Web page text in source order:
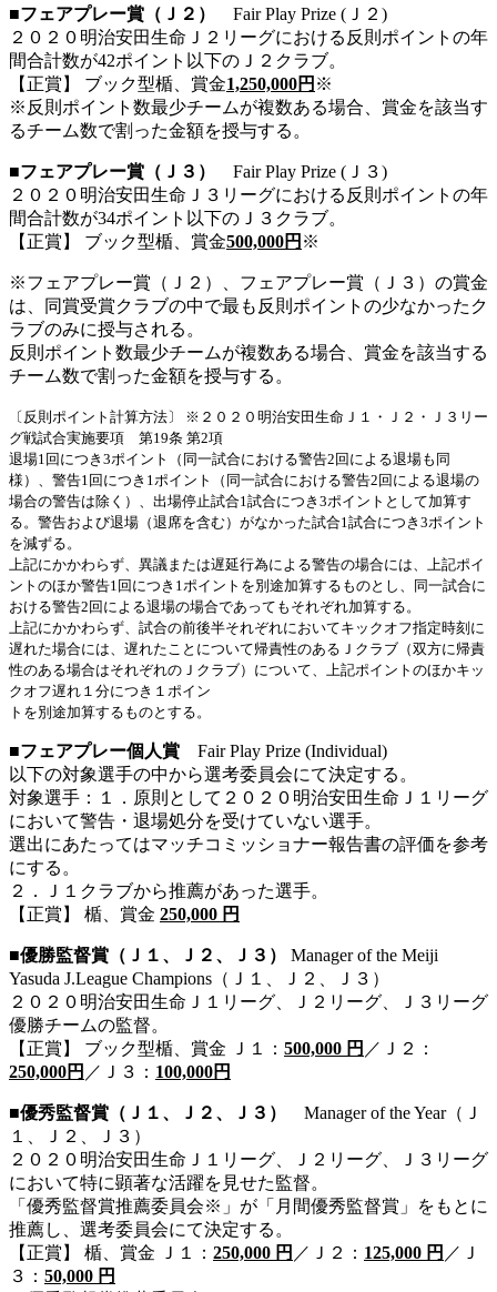
■フェアプレー賞（Ｊ２）
Fair Play Prize (Ｊ２)
２０２０明治安田生命Ｊ２リーグにおける反則ポイントの年
間合計数が42ポイント以下のＪ２クラブ。
【正賞】 ブック型楯、賞金1,250,000円 ※
※反則ポイント数最少チームが複数ある場合、賞金を該当す
るチーム数で割った金額を授与する。
■フェアプレー賞（Ｊ３）
Fair Play Prize (Ｊ３)
２０２０明治安田生命Ｊ３リーグにおける反則ポイントの年
間合計数が34ポイント以下のＪ３クラブ。
【正賞】 ブック型楯、賞金500,000円 ※
※フェアプレー賞（Ｊ２）、フェアプレー賞（Ｊ３）の賞金
は、同賞受賞クラブの中で最も反則ポイントの少なかったク
ラブのみに授与される。
反則ポイント数最少チームが複数ある場合、賞金を該当する
チーム数で割った金額を授与する。
〔反則ポイント計算方法〕 ※２０２０明治安田生命Ｊ１・Ｊ２・Ｊ３リー
グ戦試合実施要項 第19条 第2項
退場1回につき3ポイント（同一試合における警告2回による退場も同
様）、警告1回につき1ポイント（同一試合における警告2回による退場の
場合の警告は除く）、出場停止試合1試合につき3ポイントとして加算す
る。警告および退場（退席を含む）がなかった試合1試合につき3ポイント
を減ずる。
上記にかかわらず、異議または遅延行為による警告の場合には、上記ポイ
ントのほか警告1回につき1ポイントを別途加算するものとし、同一試合に
おける警告2回による退場の場合であってもそれぞれ加算する。
上記にかかわらず、試合の前後半それぞれにおいてキックオフ指定時刻に
遅れた場合には、遅れたことについて帰責性のあるＪクラブ（双方に帰責
性のある場合はそれぞれのＪクラブ）について、上記ポイントのほかキッ
クオフ遅れ１分につき１ポイン
トを別途加算するものとする。
■フェアプレー個人賞 Fair Play Prize (Individual)
以下の対象選手の中から選考委員会にて決定する。
対象選手：１．原則として２０２０明治安田生命Ｊ１リーグ
において警告・退場処分を受けていない選手。
選出にあたってはマッチコミッショナー報告書の評価を参考
にする。
２．Ｊ１クラブから推薦があった選手。
【正賞】 楯、賞金 250,000 円
■優勝監督賞（Ｊ１、Ｊ２、Ｊ３） Manager of the Meiji
Yasuda J.League Champions（Ｊ１、Ｊ２、Ｊ３）
２０２０明治安田生命Ｊ１リーグ、Ｊ２リーグ、Ｊ３リーグ
優勝チームの監督。
【正賞】 ブック型楯、賞金 Ｊ１： 500,000 円 ／Ｊ２：
250,000円 ／Ｊ３： 100,000円
■優秀監督賞（Ｊ１、Ｊ２、Ｊ３）
Manager of the Year（Ｊ
１、Ｊ２、Ｊ３）
２０２０明治安田生命Ｊ１リーグ、Ｊ２リーグ、Ｊ３リーグ
において特に顕著な活躍を見せた監督。
「優秀監督賞推薦委員会※」が「月間優秀監督賞」をもとに
推薦し、選考委員会にて決定する。
【正賞】 楯、賞金 Ｊ１： 250,000 円 ／Ｊ２： 125,000 円 ／Ｊ
３： 50,000 円